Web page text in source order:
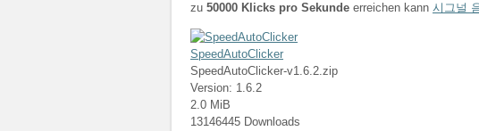
zu 50000 Klicks pro Sekunde erreichen kann 시그널
SpeedAutoClicker
SpeedAutoClicker-v1.6.2.zip
Version: 1.6.2
2.0 MiB
13146445 Downloads